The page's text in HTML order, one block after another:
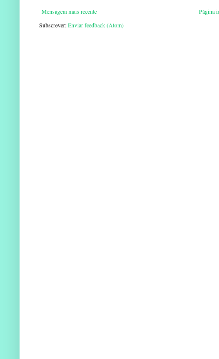
Mensagem mais recente
Página
Subscrever:Enviar feedback (Atom)